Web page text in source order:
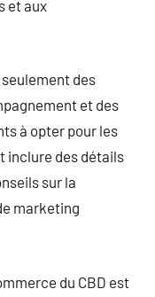
et aux
des
et des
à opter pour les
inclure des détails
sur la
marketing
du CBD est